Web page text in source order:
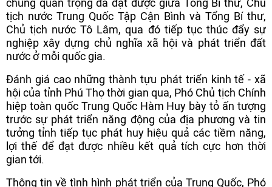
chung quan trọng đã đạt được giữa Tổng Bí thư, Chủ
tịch nước Trung Quốc Tập Cận Bình và Tổng Bí thư,
Chủ tịch nước Tô Lâm, qua đó tiếp tục thúc đẩy sự
nghiệp xây dựng chủ nghĩa xã hội và phát triển đất
nước ở mỗi quốc gia.
Đánh giá cao những thành tựu phát triển kinh tế - xã
hội của tỉnh Phú Thọ thời gian qua, Phó Chủ tịch Chính
hiệp toàn quốc Trung Quốc Hàm Huy bày tỏ ấn tượng
trước sự phát triển năng động của địa phương và tin
tưởng tỉnh tiếp tục phát huy hiệu quả các tiềm năng,
lợi thế để đạt được nhiều kết quả tích cực hơn thời
gian tới.
Thông tin về tình hình phát triển của Trung Quốc, Phó